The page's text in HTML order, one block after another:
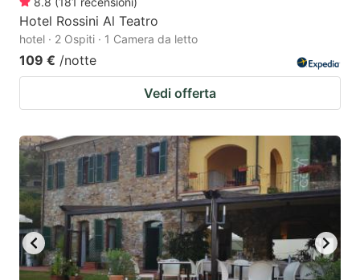
Hotel Rossini Al Teatro
hotel · 2 Ospiti · 1 Camera da letto
109 € /notte
Vedi offerta